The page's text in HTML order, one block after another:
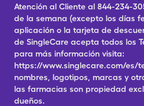
Atención al Cliente al 844-234-
de la semana (excepto los días
aplicación o la tarjeta de
de SingleCare acepta todos los
para más información visita:
https://www.singlecare.com/es/
nombres, logotipos, marcas y
las farmacias son propiedad
dueños.